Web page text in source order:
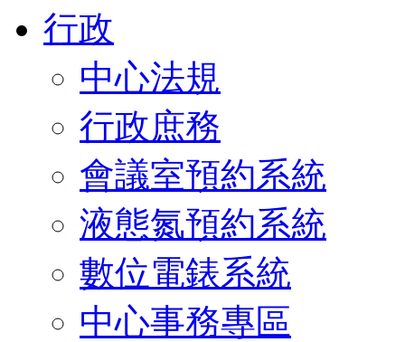
行政
中心法規
行政庶務
會議室預約系統
液態氮預約系統
數位電錶系統
中心事務專區